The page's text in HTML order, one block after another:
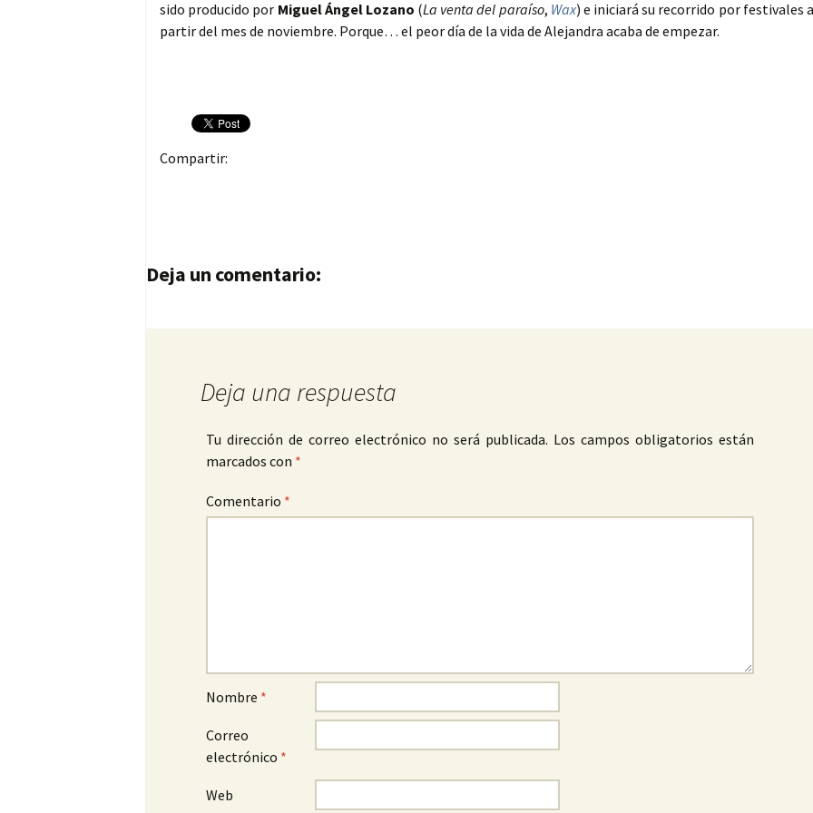
sido producido por Miguel Ángel Lozano (La venta del paraíso, Wax) e iniciará su recorrido por festivales a
partir del mes de noviembre. Porque… el peor día de la vida de Alejandra acaba de empezar.
Compartir:
Navegación de entradas
Deja un comentario:
Deja una respuesta
Tu dirección de correo electrónico no será publicada. Los campos obligatorios están
marcados con *
Comentario *
Nombre *
Correo
electrónico *
Web